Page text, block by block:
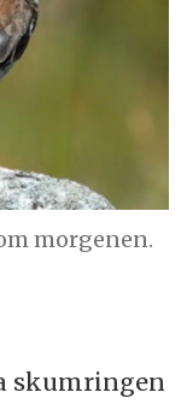
morgenen.
skumringen